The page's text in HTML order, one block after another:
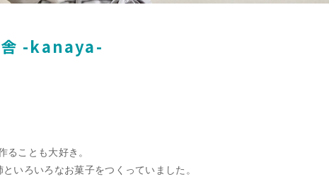
舎 -kanaya-
ることも大好き。
いろいろなお菓子をつくっていました。